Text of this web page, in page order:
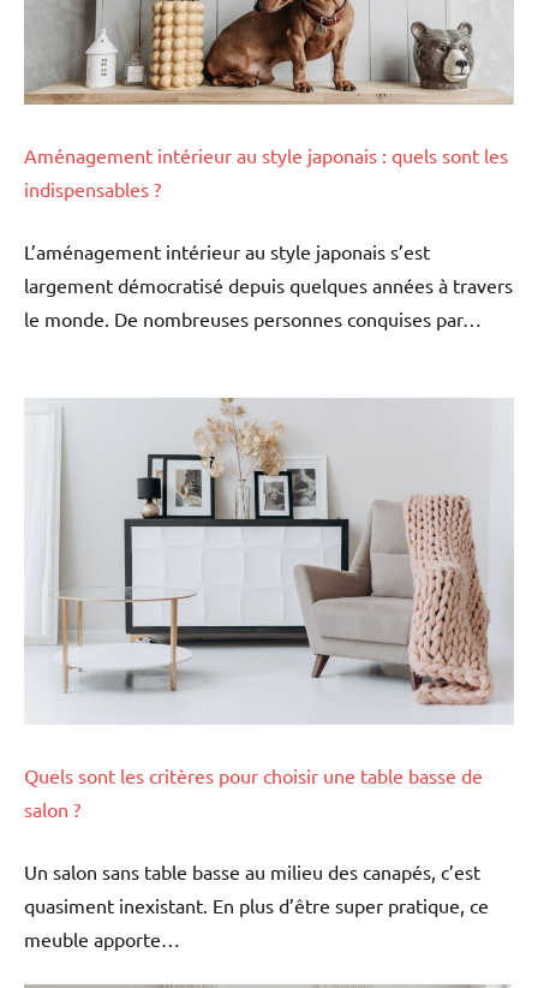
Aménagement intérieur au style japonais : quels sont les
indispensables ?
L’aménagement intérieur au style japonais s’est
largement démocratisé depuis quelques années à travers
le monde. De nombreuses personnes conquises par…
Quels sont les critères pour choisir une table basse de
salon ?
Un salon sans table basse au milieu des canapés, c’est
quasiment inexistant. En plus d’être super pratique, ce
meuble apporte…